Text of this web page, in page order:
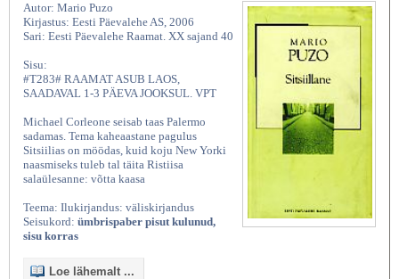
Autor: Mario Puzo
Kirjastus: Eesti Päevalehe AS, 2006
Sari: Eesti Päevalehe Raamat. XX sajand 40
Sisu:
#T283# RAAMAT ASUB LAOS,
SAADAVAL 1-3 PÄEVA JOOKSUL. VPT
Michael Corleone seisab taas Palermo
sadamas. Tema kaheaastane pagulus
Sitsiilias on möödas, kuid koju New Yorki
naasmiseks tuleb tal täita Ristiisa
salaülesanne: võtta kaasa
Teema: Ilukirjandus: väliskirjandus
Seisukord: ümbrispaber pisut kulunud,
sisu korras
Loe lähemalt ...